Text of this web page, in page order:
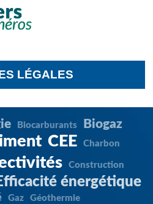
LÉGALES
Biocarburants
Biogaz
CEE Charbon
Construction
énergétique
Gaz
Géothermie